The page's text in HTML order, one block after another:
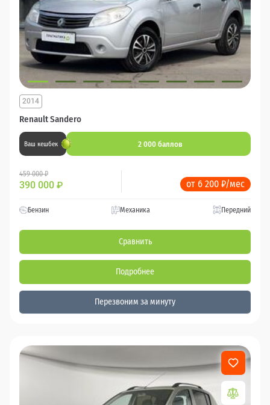
Renault Sandero
2014
Ваш кешбек 2 000 баллов
459 000 ₽
390 000 ₽ от 6 200 ₽/мес
Бензин Механика Передний
Сравнить
Подробнее
Перезвоним за минуту